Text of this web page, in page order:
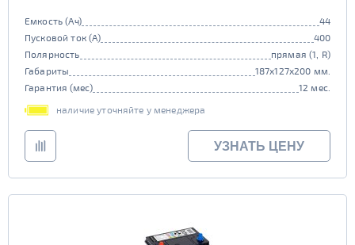
Емкость (Ач)
44
Пусковой ток (А)
400
Полярность
прямая (1, R)
Габариты
187x127x200 мм.
Гарантия (мес)
12 мес.
наличие уточняйте у менеджера
УЗНАТЬ ЦЕНУ